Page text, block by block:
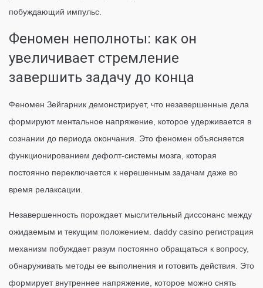
побуждающий импульс.
Феномен неполноты: как он
увеличивает стремление
завершить задачу до конца
Феномен Зейгарник демонстрирует, что незавершенные дела
формируют ментальное напряжение, которое удерживается в
сознании до периода окончания. Это феномен объясняется
функционированием дефолт-системы мозга, которая
постоянно переключается к нерешенным задачам даже во
время релаксации.
Незавершенность порождает мыслительный диссонанс между
ожидаемым и текущим положением. daddy casino регистрация
механизм побуждает разум постоянно обращаться к вопросу,
обнаруживать методы ее выполнения и готовить действия. Это
формирует внутреннее напряжение, которое можно снять